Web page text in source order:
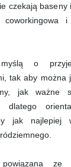
czekają
coworkingowa
o
tak aby można
jak
dlatego
jak najlepiej
ze